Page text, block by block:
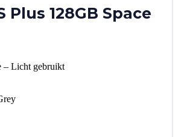
Plus 128GB Space
– Licht gebruikt